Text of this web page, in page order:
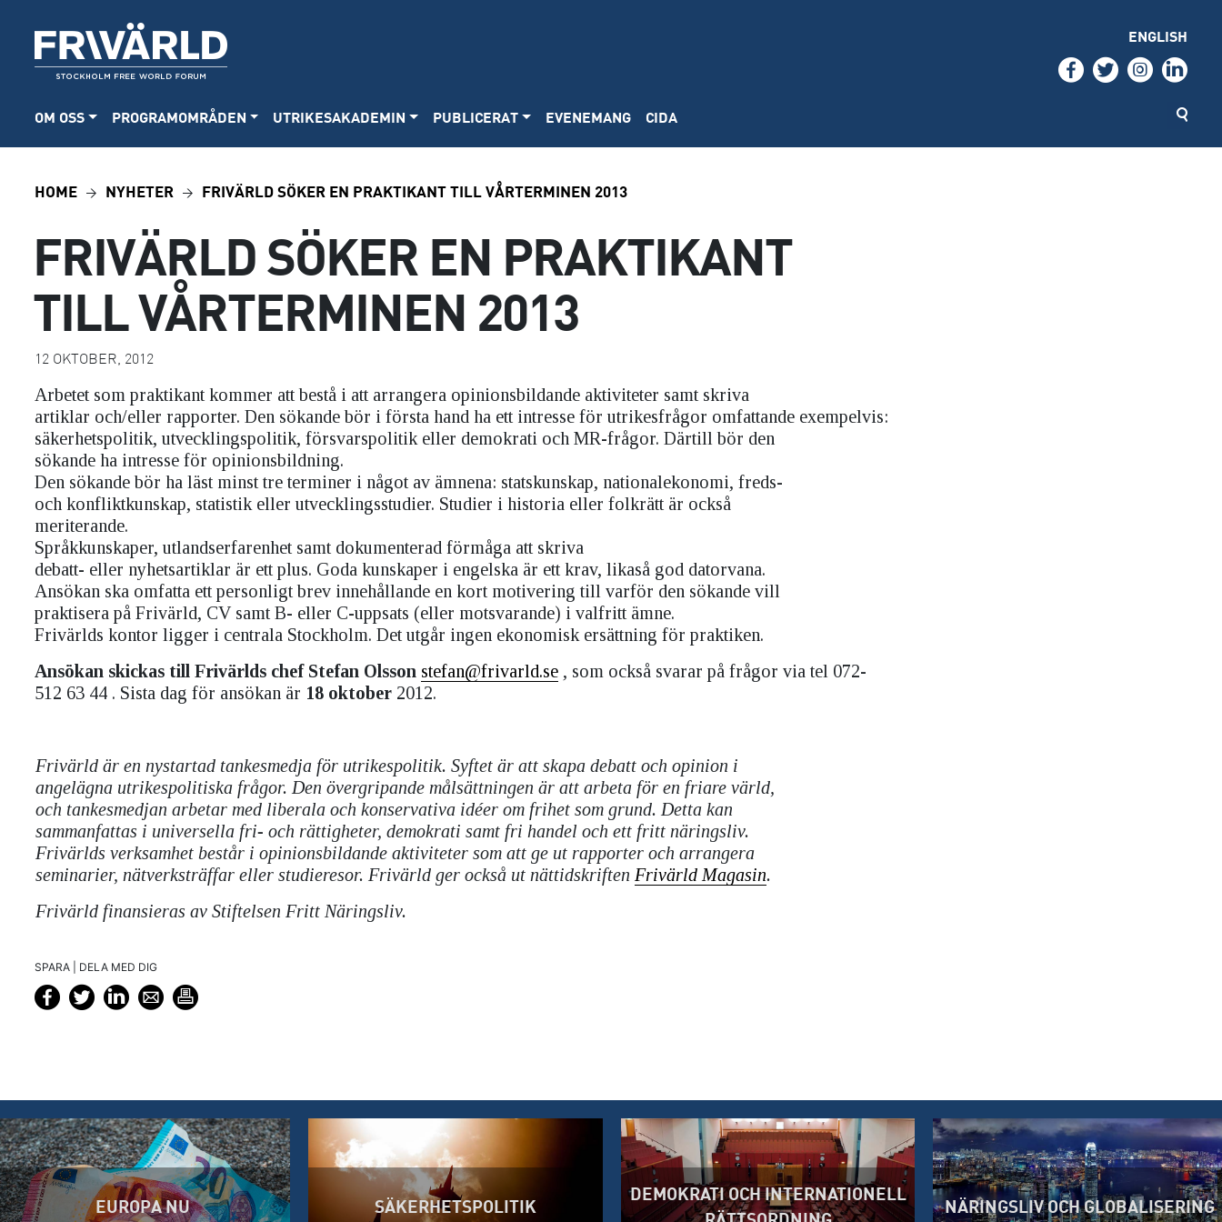
ENGLISH
OM OSS PROGRAMOMRÅDEN UTRIKESAKADEMIN PUBLICERAT EVENEMANG CIDA
HOME NYHETER FRIVÄRLD SÖKER EN PRAKTIKANT TILL VÅRTERMINEN 2013
FRIVÄRLD SÖKER EN PRAKTIKANT
TILL VÅRTERMINEN 2013
12 OKTOBER, 2012
Arbetet som praktikant kommer att bestå i att arrangera opinionsbildande aktiviteter samt skriva
artiklar och/eller rapporter. Den sökande bör i första hand ha ett intresse för utrikesfrågor omfattande exempelvis:
säkerhetspolitik, utvecklingspolitik, försvarspolitik eller demokrati och MR-frågor. Därtill bör den
sökande ha intresse för opinionsbildning.
Den sökande bör ha läst minst tre terminer i något av ämnena: statskunskap, nationalekonomi, freds-
och konfliktkunskap, statistik eller utvecklingsstudier. Studier i historia eller folkrätt är också
meriterande.
Språkkunskaper, utlandserfarenhet samt dokumenterad förmåga att skriva
debatt- eller nyhetsartiklar är ett plus. Goda kunskaper i engelska är ett krav, likaså god datorvana.
Ansökan ska omfatta ett personligt brev innehållande en kort motivering till varför den sökande vill
praktisera på Frivärld, CV samt B- eller C-uppsats (eller motsvarande) i valfritt ämne.
Frivärlds kontor ligger i centrala Stockholm. Det utgår ingen ekonomisk ersättning för praktiken.
Ansökan skickas till Frivärlds chef Stefan Olsson stefan@frivarld.se , som också svarar på frågor via tel 072-
512 63 44 . Sista dag för ansökan är 18 oktober 2012.
Frivärld är en nystartad tankesmedja för utrikespolitik. Syftet är att skapa debatt och opinion i
angelägna utrikespolitiska frågor. Den övergripande målsättningen är att arbeta för en friare värld,
och tankesmedjan arbetar med liberala och konservativa idéer om frihet som grund. Detta kan
sammanfattas i universella fri- och rättigheter, demokrati samt fri handel och ett fritt näringsliv.
Frivärlds verksamhet består i opinionsbildande aktiviteter som att ge ut rapporter och arrangera
seminarier, nätverksträffar eller studieresor. Frivärld ger också ut nättidskriften Frivärld Magasin.
Frivärld finansieras av Stiftelsen Fritt Näringsliv.
SPARA | DELA MED DIG
EUROPA NU SÄKERHETSPOLITIK
DEMOKRATI OCH INTERNATIONELL
NÄRINGSLIV OCH GLOBALISERING